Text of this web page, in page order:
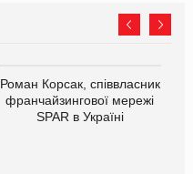
Роман Корсак, співвласник
франчайзингової мережі
SPAR в Україні